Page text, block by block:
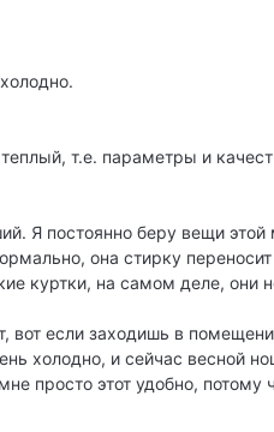
т.е. параметры и
Я постоянно беру вещи
она стирку
куртки, на самом деле, они
вот если заходишь в
холодно, и сейчас весной
просто этот удобно,